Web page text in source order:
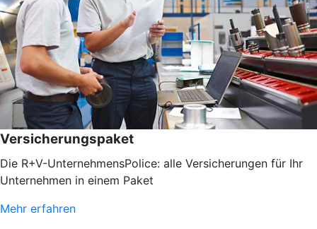
Versicherungspaket
Die R+V-UnternehmensPolice: alle Versicherungen für Ihr
Unternehmen in einem Paket
Mehr erfahren